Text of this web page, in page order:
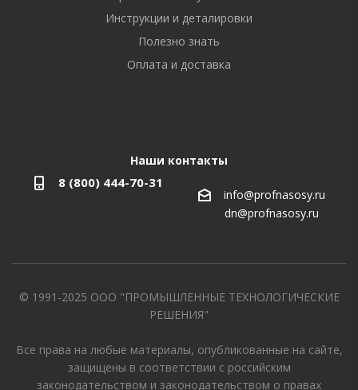
Инструкции и деталировки
Полезно знать
Оплата и доставка
Наши контакты
8 (800) 444-70-31
info@profnasosy.ru
dn@profnasosy.ru
© 1991-2025 ООО "ПРОМЫШЛЕННЫЕ ТЕХНОЛОГИЧЕСКИЕ
РЕШЕНИЯ"
Все права на любые материалы, опубликованные на сайте,
защищены в соответствии с российским
законодательством и законодательством о правах